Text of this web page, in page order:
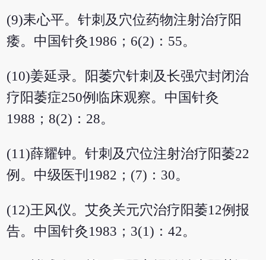
(9)耒心平。针刺及穴位药物注射治疗阳
痿。中国针灸1986；6(2)：55。
(10)姜延录。阳萎穴针刺及长强穴封闭治
疗阳萎症250例临床观察。中国针灸
1988；8(2)：28。
(11)薛耀钟。针刺及穴位注射治疗阳萎22
例。中级医刊1982；(7)：30。
(12)王风仪。艾灸关元穴治疗阳萎12例报
告。中国针灸1983；3(1)：42。